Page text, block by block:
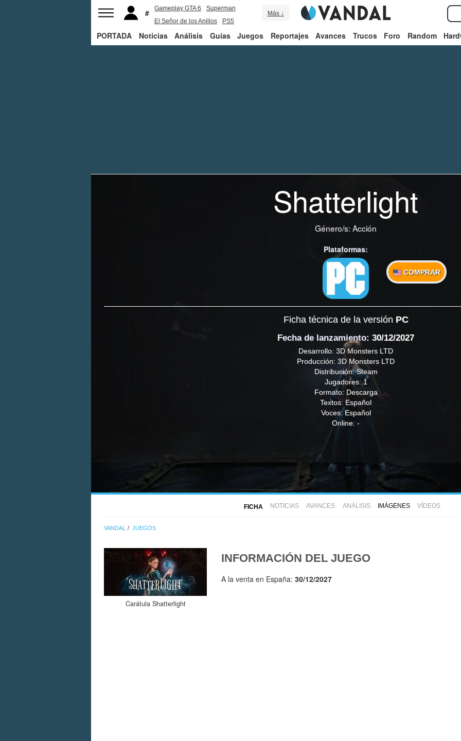
Gameplay GTA 6
Superman
El Señor de los Anillos
PS5
Más ↓
PORTADA Noticias Análisis Guías Juegos Reportajes Avances Trucos Foro Random
Shatterlight
Género/s:Acción
Plataformas:
COMPRAR
Ficha técnica de la versión PC
Fecha de lanzamiento: 30/12/2027
Desarrollo: 3D Monsters LTD
Producción: 3D Monsters LTD
Distribución: Steam
Jugadores: 1
Formato: Descarga
Textos: Español
Voces: Español
Online: -
FICHA NOTICIAS AVANCES ANÁLISIS IMÁGENES VÍDEOS
VANDAL JUEGOS
Carátula Shatterlight
INFORMACIÓN DEL JUEGO
A la venta en España: 30/12/2027